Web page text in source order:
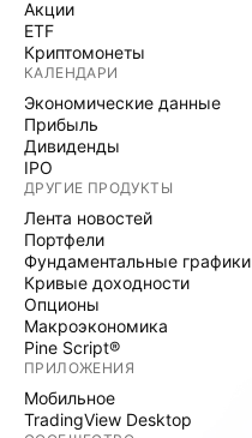
Акции
ETF
Криптомонеты
КАЛЕНДАРИ
Экономические данные
Прибыль
Дивиденды
IPO
ДРУГИЕ ПРОДУКТЫ
Лента новостей
Портфели
Фундаментальные графики
Кривые доходности
Опционы
Макроэкономика
Pine Script®
ПРИЛОЖЕНИЯ
Мобильное
TradingView Desktop